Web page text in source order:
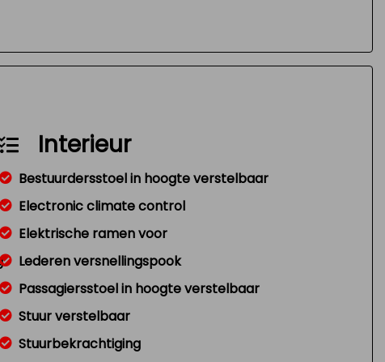
Interieur
Bestuurdersstoel in hoogte verstelbaar
Electronic climate control
Elektrische ramen voor
Lederen versnellingspook
Passagiersstoel in hoogte verstelbaar
Stuur verstelbaar
Stuurbekrachtiging